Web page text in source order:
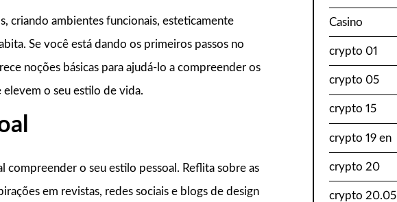
criando ambientes funcionais, esteticamente
Se você está dando os primeiros passos no
noções básicas para ajudá-lo a compreender os
o seu estilo de vida.
compreender o seu estilo pessoal. Reflita sobre as
em revistas, redes sociais e blogs de design
Casino
crypto 01
crypto 05
crypto 15
crypto 19 en
crypto 20
crypto 20.05